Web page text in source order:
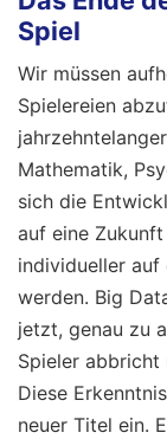
Spiel
Wir müssen
Spielereien
Mathematik,
sich die
auf eine
individueller
werden. Big
jetzt, genau zu
Spieler abbricht
Diese
neuer Titel ein.